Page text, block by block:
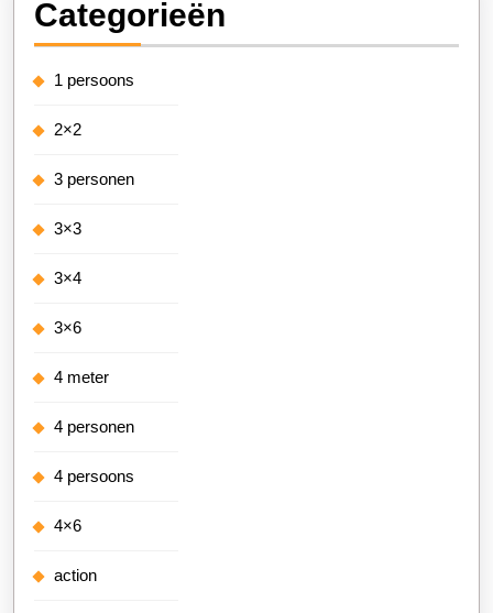
Categorieën
1 persoons
2×2
3 personen
3×3
3×4
3×6
4 meter
4 personen
4 persoons
4×6
action